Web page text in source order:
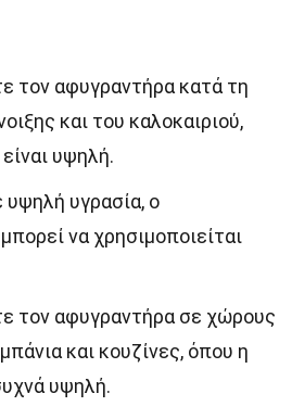
τον αφυγραντήρα κατά τη
και του καλοκαιριού,
υψηλή.
υψηλή υγρασία, ο
να χρησιμοποιείται
τον αφυγραντήρα σε χώρους
και κουζίνες, όπου η
υψηλή.